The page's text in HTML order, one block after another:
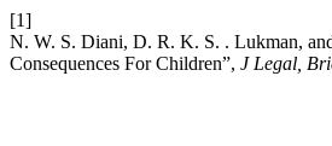
[1]
N. W. S. Diani, D. R. K. S. . Lukman,
Consequences For Children”, J Legal,